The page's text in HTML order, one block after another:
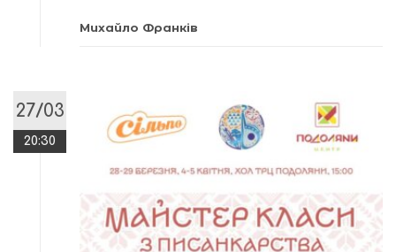
Михайло Франків
27/03
20:30